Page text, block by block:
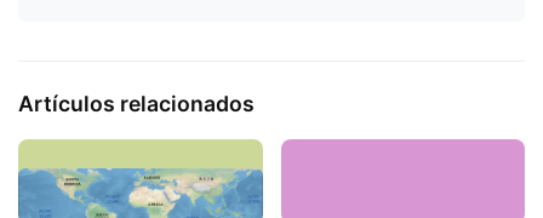
Artículos relacionados